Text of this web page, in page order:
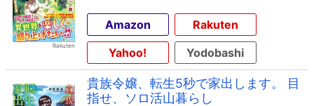
Amazon
Rakuten
Yahoo!
Yodobashi
貴族令嬢、転生5秒で家出します。 目
指せ、ソロ活山暮らし